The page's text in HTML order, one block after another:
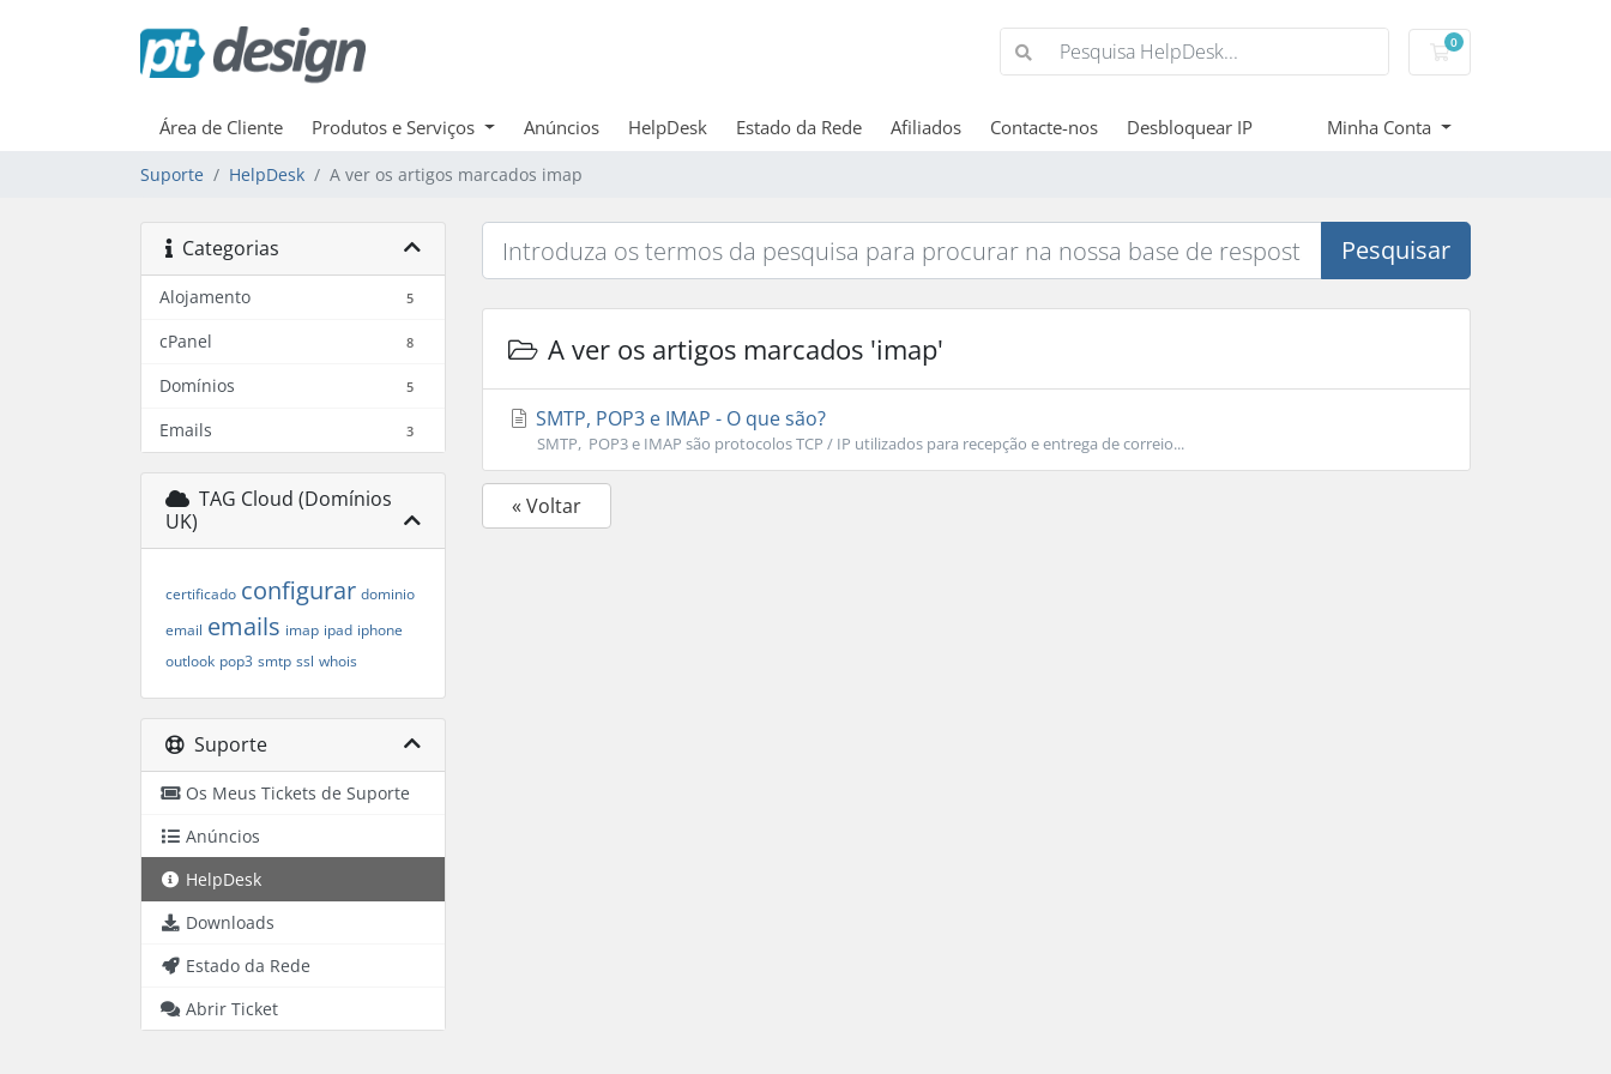
0
Carrinho de
Área de Cliente Produtos e Serviços Anúncios HelpDesk Estado da Rede Afiliados Contacte-nos Desbloquear IP Minha Conta
Suporte HelpDesk A ver os artigos marcados imap
Categorias
Alojamento 5
cPanel 8
Domínios 5
Emails 3
TAG Cloud (Domínios
UK)
certificado configurar dominio
email emails imap ipad iphone
outlook pop3 smtp ssl whois
Suporte
Os Meus Tickets de Suporte
Anúncios
HelpDesk
Downloads
Estado da Rede
Abrir Ticket
Pesquisar
A ver os artigos marcados 'imap'
SMTP, POP3 e IMAP - O que são?
SMTP, POP3 e IMAP são protocolos TCP / IP utilizados para recepção e entrega de correio...
« Voltar